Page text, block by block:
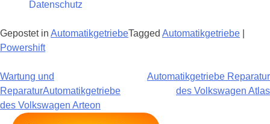
Datenschutz
Gepostet in AutomatikgetriebeTagged Automatikgetriebe
Powershift
Beitragsnavigation
Wartung und
ReparaturAutomatikgetriebe
des Volkswagen Arteon
Automatikgetriebe Reparatur
des Volkswagen Atlas